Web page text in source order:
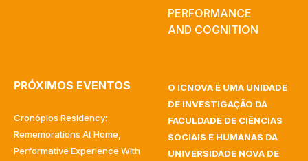
PERFORMANCE
AND COGNITION
PRÓXIMOS EVENTOS
Cronópios Residency:
Rememorations At Home,
Performative Experience With
O ICNOVA É UMA UNIDADE
DE INVESTIGAÇÃO DA
FACULDADE DE CIÊNCIAS
SOCIAIS E HUMANAS DA
UNIVERSIDADE NOVA DE